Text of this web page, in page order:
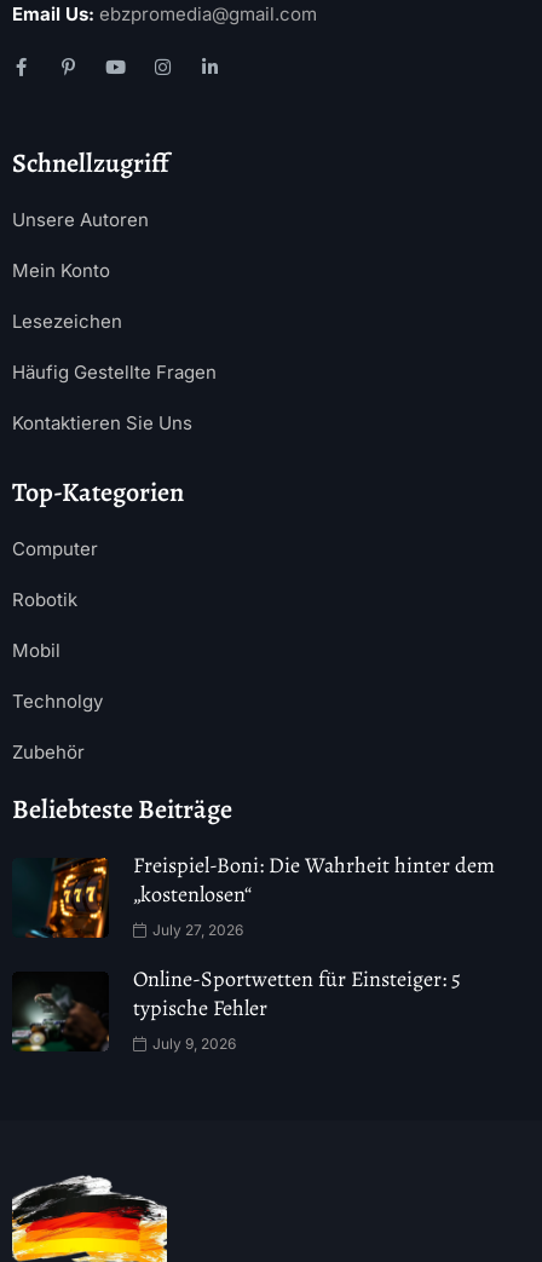
Email Us: ebzpromedia@gmail.com
Schnellzugriff
Unsere Autoren
Mein Konto
Lesezeichen
Häufig Gestellte Fragen
Kontaktieren Sie Uns
Top-Kategorien
Computer
Robotik
Mobil
Technolgy
Zubehör
Beliebteste Beiträge
Freispiel-Boni: Die Wahrheit hinter dem
„kostenlosen“
July 27, 2026
Online-Sportwetten für Einsteiger: 5
typische Fehler
July 9, 2026